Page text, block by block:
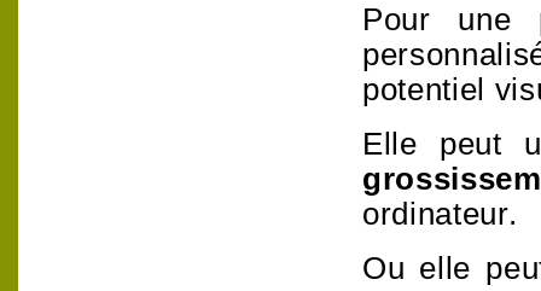
Pour une
potentiel
Elle peut
ordinateur.
Ou elle